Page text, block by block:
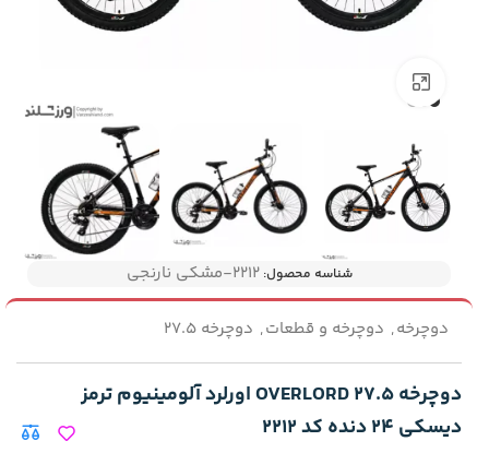
شناسه محصول:۲۲۱۲-مشکی نارنجی
دوچرخه, دوچرخه و قطعات, دوچرخه 27.5
دوچرخه 27.5 OVERLORD اورلرد آلومینیوم ترمز
دیسکی 24 دنده کد 2212